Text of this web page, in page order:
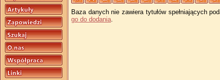
Baza danych nie zawiera tytułów spełniających
go do dodania.